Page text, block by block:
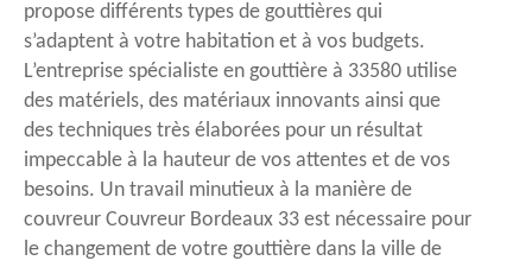
propose différents types de gouttières qui
s’adaptent à votre habitation et à vos budgets.
L’entreprise spécialiste en gouttière à 33580 utilise
des matériels, des matériaux innovants ainsi que
des techniques très élaborées pour un résultat
impeccable à la hauteur de vos attentes et de vos
besoins. Un travail minutieux à la manière de
couvreur Couvreur Bordeaux 33 est nécessaire pour
le changement de votre gouttière dans la ville de